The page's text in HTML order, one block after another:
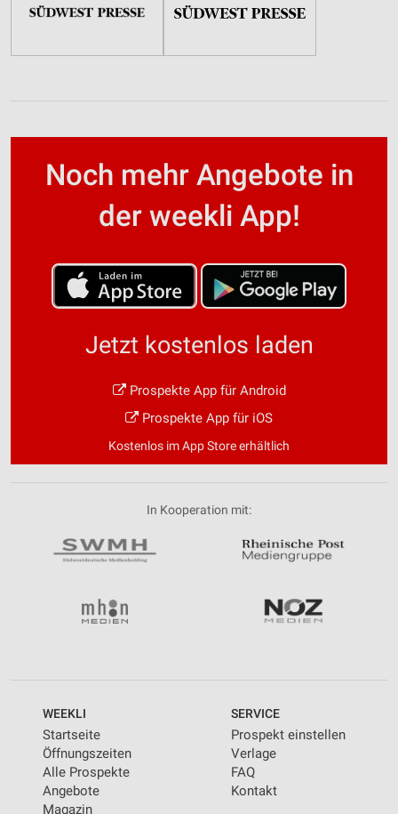
Noch mehr Angebote in
der weekli App!
Jetzt kostenlos laden
Prospekte App für Android
Prospekte App für iOS
Kostenlos im App Store erhältlich
In Kooperation mit:
WEEKLI
Startseite
Öffnungszeiten
Alle Prospekte
Angebote
Magazin
SERVICE
Prospekt einstellen
Verlage
FAQ
Kontakt